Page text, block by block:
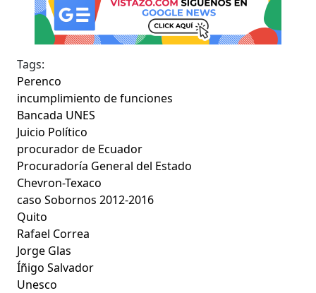
Tags:
Perenco
incumplimiento de funciones
Bancada UNES
Juicio Político
procurador de Ecuador
Procuradoría General del Estado
Chevron-Texaco
caso Sobornos 2012-2016
Quito
Rafael Correa
Jorge Glas
Íñigo Salvador
Unesco